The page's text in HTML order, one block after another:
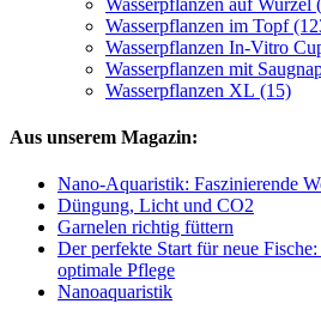
Wasserpflanzen im Topf
Wasserpflanzen In-Vitro
Wasserpflanzen mit
Wasserpflanzen XL (15)
Aus unserem Magazin:
Nano-Aquaristik: Faszinierende
Düngung, Licht und CO2
Garnelen richtig füttern
Der perfekte Start für neue
optimale Pflege
Nanoaquaristik